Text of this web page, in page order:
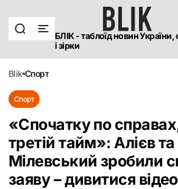
БЛІК - таблоїд новин України,
і зірки
blik спорт
Спорт
«Спочатку по
третій тайм»: Алієв та
Мілевський зробили
заяву – дивитися відео